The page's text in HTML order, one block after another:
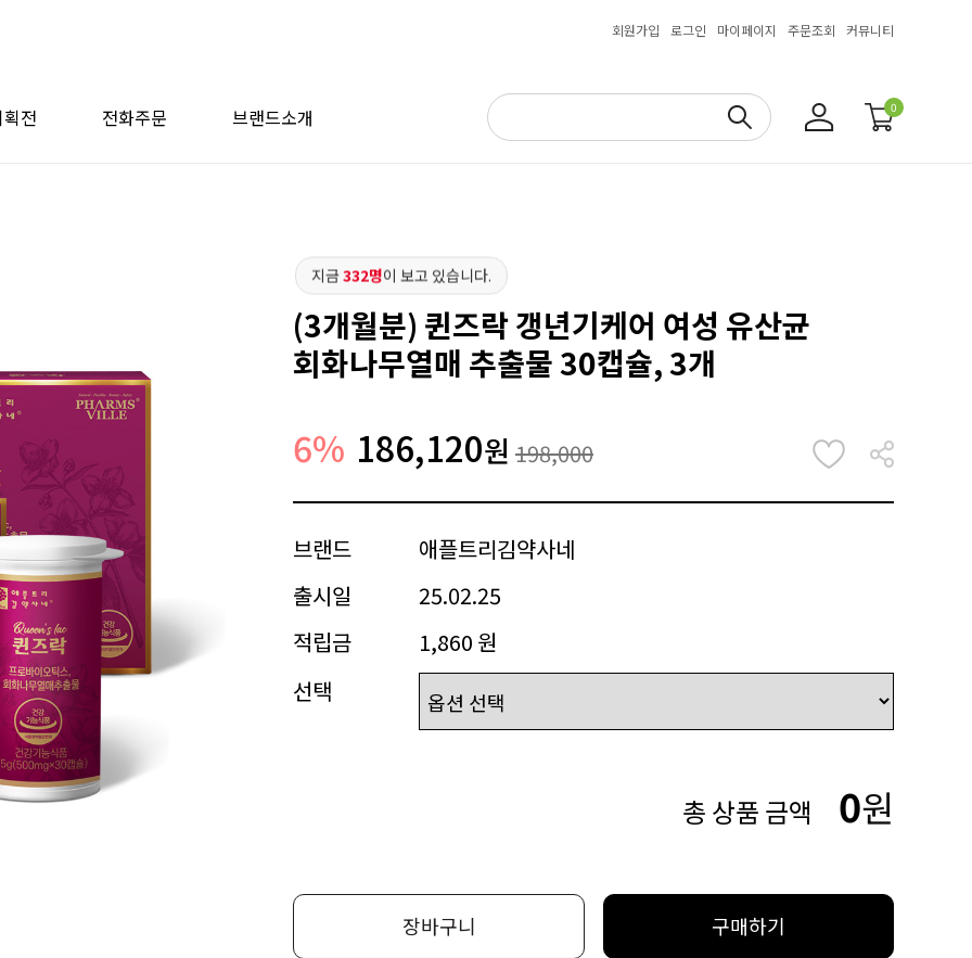
회원가입 로그인 마이페이지 주문조회 커뮤니티
획전 전화주문 브랜드소개 0
지금 332명이 보고 있습니다.
(3개월분) 퀸즈락 갱년기케어 여성 유산균
회화나무열매 추출물 30캡슐, 3개
6% 186,120원 198,000
브랜드
애플트리김약사네
출시일
25.02.25
적립금
1,860 원
선택
총 상품 금액 0원
장바구니 구매하기